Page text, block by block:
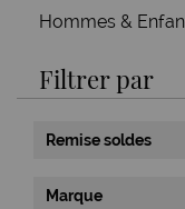
Hommes &
Filtrer par
Remise soldes
Marque